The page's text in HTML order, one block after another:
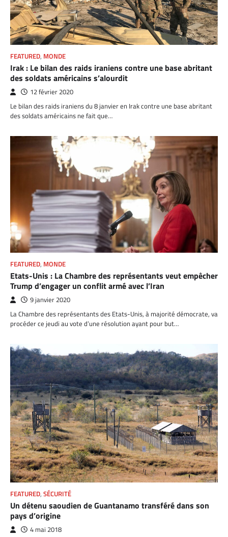
FEATURED, MONDE
Irak : Le bilan des raids iraniens contre une base abritant
des soldats américains s’alourdit
12 février 2020
Le bilan des raids iraniens du 8 janvier en Irak contre une base abritant
des soldats américains ne fait que…
FEATURED, MONDE
Etats-Unis : La Chambre des représentants veut empêcher
Trump d’engager un conflit armé avec l’Iran
9 janvier 2020
La Chambre des représentants des Etats-Unis, à majorité démocrate, va
procéder ce jeudi au vote d’une résolution ayant pour but…
FEATURED, SÉCURITÉ
Un détenu saoudien de Guantanamo transféré dans son
pays d’origine
4 mai 2018